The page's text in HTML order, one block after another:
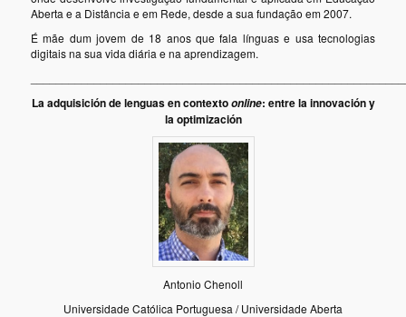
Aberta e a Distância e em Rede, desde a sua fundação em 2007.
É mãe dum jovem de 18 anos que fala línguas e usa tecnologias
digitais na sua vida diária e na aprendizagem.
La adquisición de lenguas en contextoonline: entre la innovación y
la optimización
Antonio Chenoll
Universidade Católica Portuguesa / Universidade Aberta